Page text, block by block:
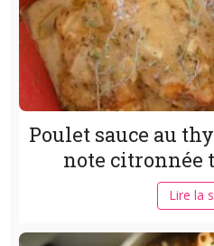
Poulet sauce au
note citronnée
Lire la